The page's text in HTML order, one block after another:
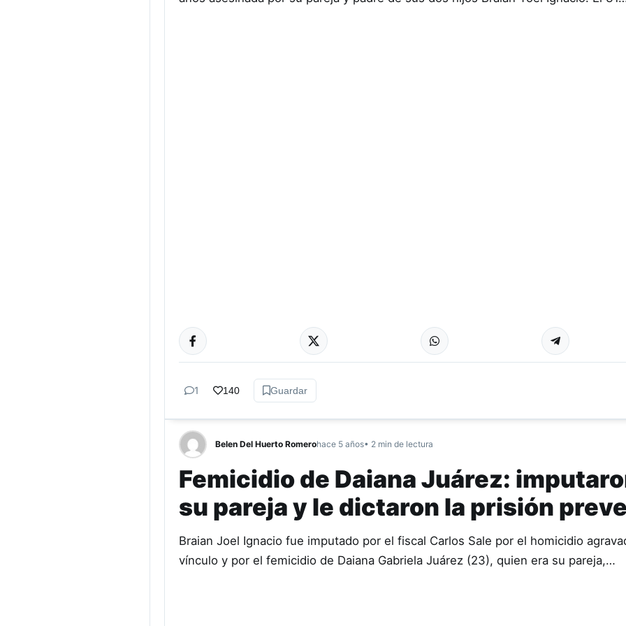
GÉNERO Y
DIVERSIDAD
1 140 Guardar
Belen Del Huerto Romerohace 5 años• 2 min de lectura
Femicidio de Daiana Juárez:
su pareja y le dictaron la prisión
Braian Joel Ignacio fue imputado por el fiscal Carlos Sale por el homicidio
vínculo y por el femicidio de Daiana Gabriela Juárez (23), quien era su pareja,…